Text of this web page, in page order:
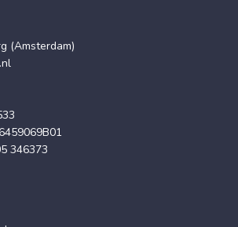
(Amsterdam)
346373